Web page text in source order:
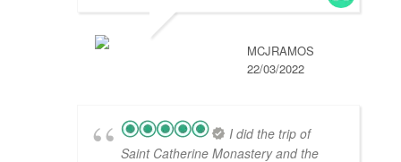
MCJRAMOS
22/03/2022
I did the trip of
Saint Catherine Monastery and the